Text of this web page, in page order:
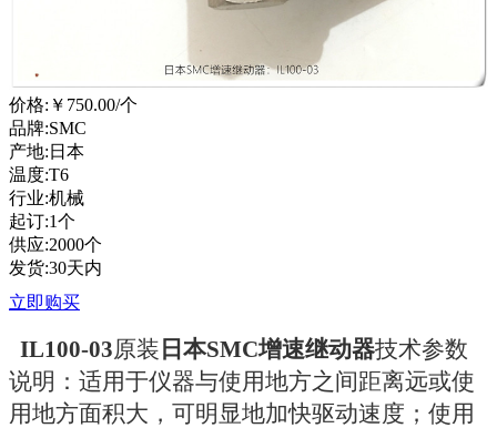
价格: ￥750.00/个
品牌:SMC
产地:日本
温度:T6
行业:机械
起订:1个
供应:2000个
发货:30天内
立即购买
IL100-03原装 日本SMC增速继动器技术参数
说明：适用于仪器与使用地方之间距离远或使
用地方面积大，可明显地加快驱动速度；使用